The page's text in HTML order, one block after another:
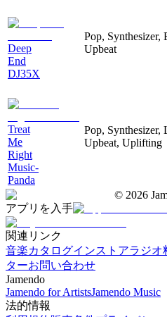
Deep
End
DJ35X
Pop, Synthesizer,
Upbeat
Treat
Me
Right
Music-
Panda
Pop, Synthesizer,
Upbeat, Uplifting
© 2026
アプリを入手
関連リンク
音楽カタログインストアラジオ
ターお問い合わせ
Jamendo
Jamendo for ArtistsJamendo Music
法的情報